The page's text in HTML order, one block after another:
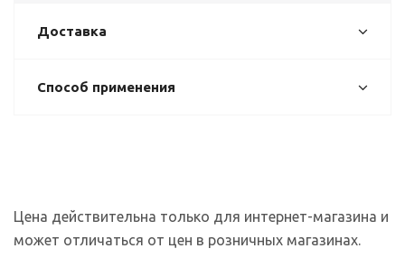
Доставка
Способ применения
Цена действительна только для интернет-магазина и
может отличаться от цен в розничных магазинах.